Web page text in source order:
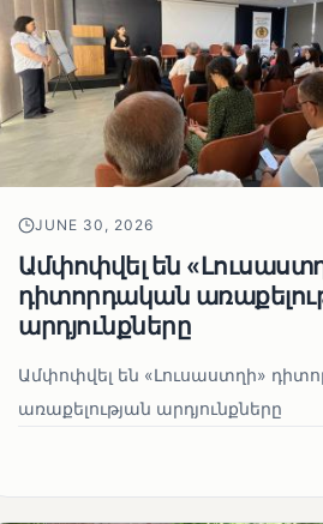
JUNE 30, 2026
Ամփոփվել են
դիտորդական
արդյունքները
Ամփոփվել են «Լուսաստղի»
առաքելության արդյունքները